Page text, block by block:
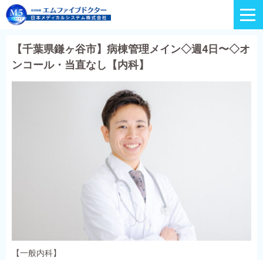
【千葉県鎌ヶ谷市】病棟管理メイン◇週4日〜◇オ
ンコール・当直なし【内科】
【一般内科】